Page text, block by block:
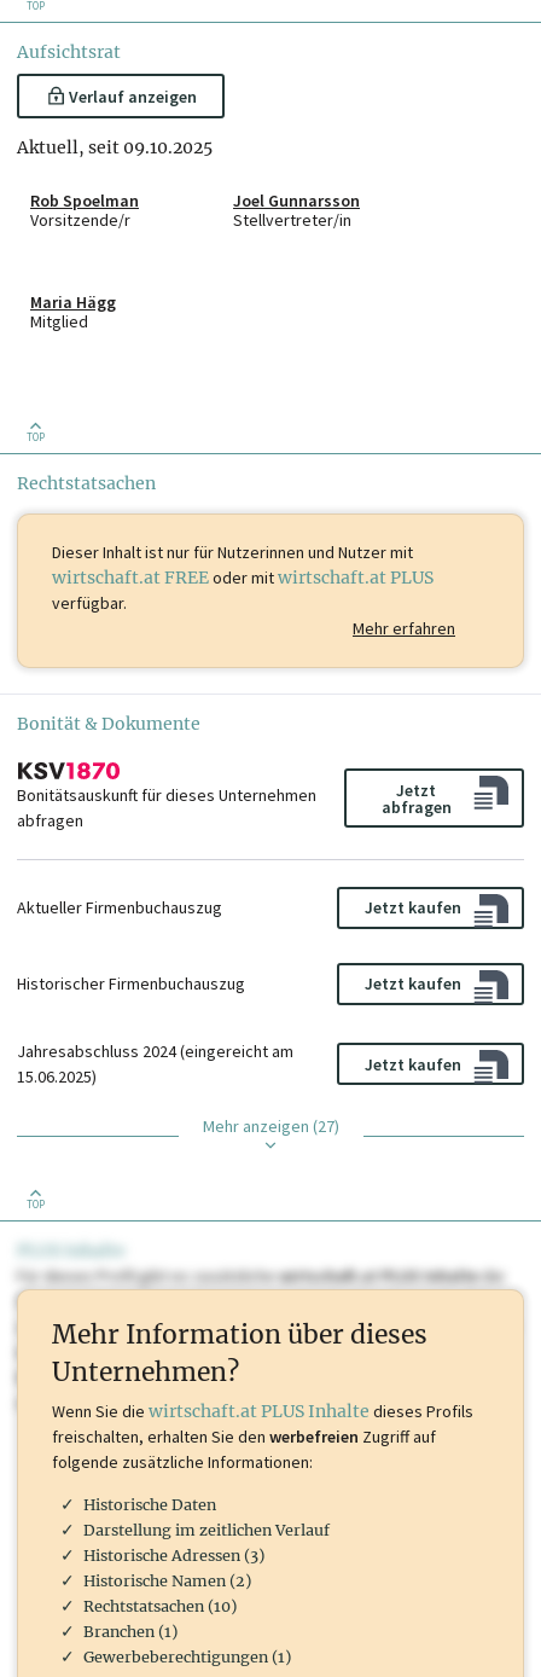
TOP
Aufsichtsrat
Verlauf anzeigen
Aktuell, seit 09.10.2025
Rob Spoelman
Vorsitzende/r
Joel Gunnarsson
Stellvertreter/in
Maria Hägg
Mitglied
TOP
Rechtstatsachen
Dieser Inhalt istnur für Nutzerinnen und Nutzer mit
wirtschaft.at FREEoder mitwirtschaft.at PLUS
verfügbar.
Mehr erfahren
Bonität & Dokumente
Bonitätsauskunft für dieses Unternehmen
abfragen
Jetzt
abfragen
Aktueller Firmenbuchauszug Jetzt kaufen
Historischer Firmenbuchauszug Jetzt kaufen
Jahresabschluss 2024 (eingereicht am
15.06.2025)
Jetzt kaufen
Mehr anzeigen (27)
TOP
Für dieses Profil gibt es zusätzlichewirtschaft.at PLUS Inhaltedie
Sie momentan nicht einsehen können. Schalten Sie dieses Profil frei
oder loggen Sie sich ein um diese Inhalte zu sehen. wirtschaft.at PLUS
Marken, Patente, Rechtstatsachen, OTS-Aussendungen, und viele
mehr.
Mehr Information über dieses
Unternehmen?
Wenn Sie die wirtschaft.at PLUS Inhalte dieses Profils
freischalten, erhalten Sie den werbefreien Zugriff auf
folgende zusätzliche Informationen:
Historische Daten
Darstellung im zeitlichen Verlauf
Historische Adressen (3)
Historische Namen (2)
Rechtstatsachen (10)
Branchen (1)
Gewerbeberechtigungen (1)